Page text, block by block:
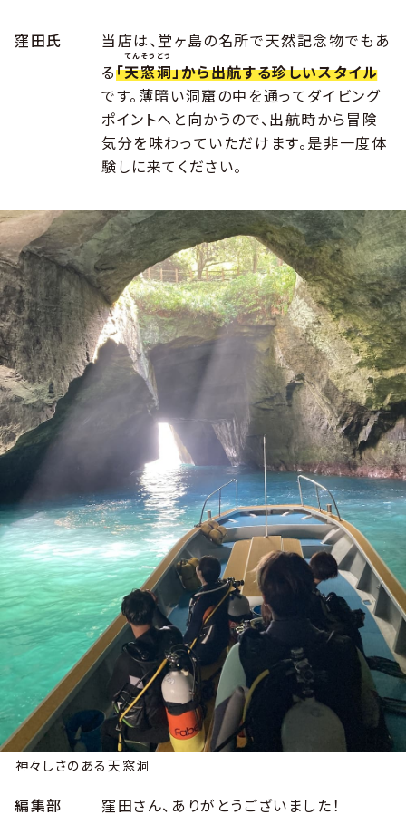
窪田氏
当店は、堂ヶ島の名所で天然記念物でもあ
る「天窓洞
てんそうどう
」から出航する珍しいスタイル
です。薄暗い洞窟の中を通ってダイビング
ポイントへと向かうので、出航時から冒険
気分を味わっていただけます。是非一度体
験しに来てください。
神々しさのある天窓洞
編集部 窪田さん、ありがとうございました！